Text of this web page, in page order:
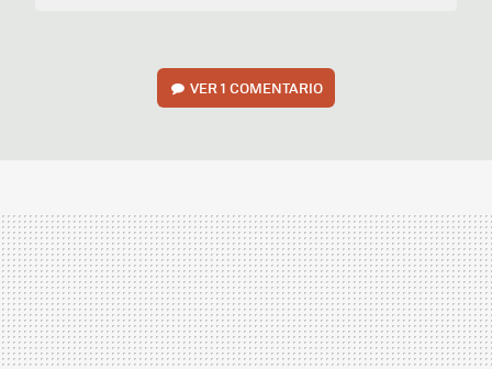
VER1 COMENTARIO